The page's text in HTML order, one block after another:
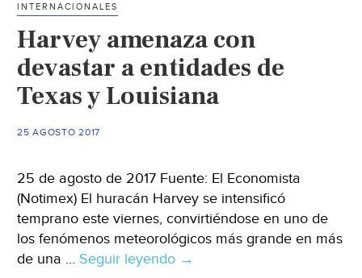
río
en
Oaxaca
INTERNACIONALES
Harvey amenaza con
devastar a entidades de
Texas y Louisiana
25 AGOSTO 2017
25 de agosto de 2017 Fuente: El Economista
(Notimex) El huracán Harvey se intensificó
temprano este viernes, convirtiéndose en uno de
los fenómenos meteorológicos más grande en más
de una … Seguir leyendo Harvey
→